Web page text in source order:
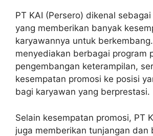
PT KAI (Persero) dikenal
yang memberikan banyak
karyawannya untuk
menyediakan berbagai program
pengembangan keterampilan,
kesempatan promosi ke posisi
bagi karyawan yang berprestasi.
Selain kesempatan promosi, PT
juga memberikan tunjangan dan